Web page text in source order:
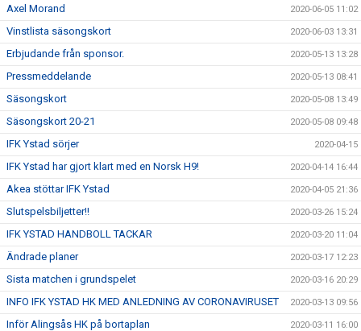
Axel Morand 2020-06-05 11:02
Vinstlista säsongskort 2020-06-03 13:31
Erbjudande från sponsor. 2020-05-13 13:28
Pressmeddelande 2020-05-13 08:41
Säsongskort 2020-05-08 13:49
Säsongskort 20-21 2020-05-08 09:48
IFK Ystad sörjer 2020-04-15
IFK Ystad har gjort klart med en Norsk H9! 2020-04-14 16:44
Akea stöttar IFK Ystad 2020-04-05 21:36
Slutspelsbiljetter!! 2020-03-26 15:24
IFK YSTAD HANDBOLL TACKAR 2020-03-20 11:04
Ändrade planer 2020-03-17 12:23
Sista matchen i grundspelet 2020-03-16 20:29
INFO IFK YSTAD HK MED ANLEDNING AV CORONAVIRUSET 2020-03-13 09:56
Inför Alingsås HK på bortaplan 2020-03-11 16:00